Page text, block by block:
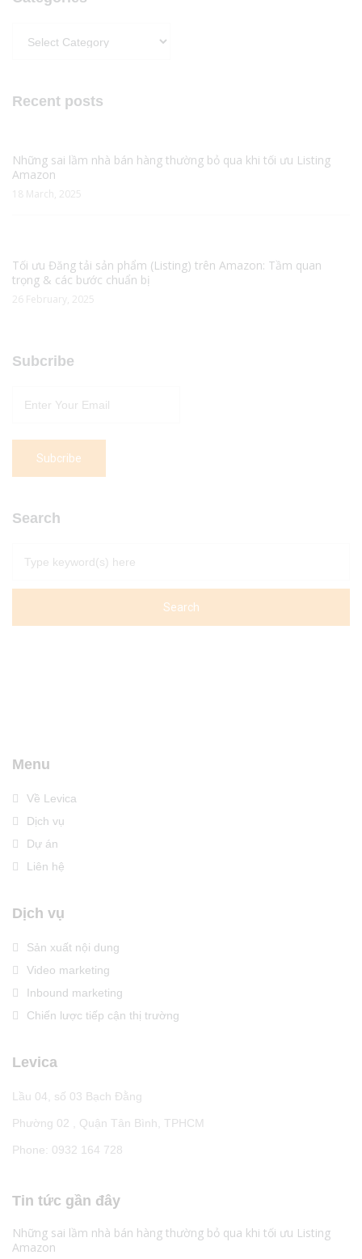
Recent posts
Những sai lầm nhà bán hàng thường bỏ qua khi tối ưu Listing
Amazon
18 March, 2025
Tối ưu Đăng tải sản phẩm (Listing) trên Amazon: Tầm quan
trọng & các bước chuẩn bị
26 February, 2025
Subcribe
Search
Menu
Về Levica
Dịch vụ
Dự án
Liên hệ
Dịch vụ
Sản xuất nội dung
Video marketing
Inbound marketing
Chiến lược tiếp cận thị trường
Levica
Lầu 04, số 03 Bạch Đằng
Phường 02 , Quận Tân Bình, TPHCM
Phone: 0932 164 728
Tin tức gần đây
Những sai lầm nhà bán hàng thường bỏ qua khi tối ưu Listing
Amazon